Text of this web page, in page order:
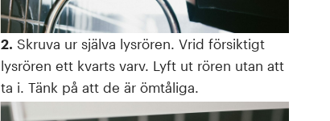
2. Skruva ur själva lysrören. Vrid försiktigt
lysrören ett kvarts varv. Lyft ut rören utan att
ta i. Tänk på att de är ömtåliga.